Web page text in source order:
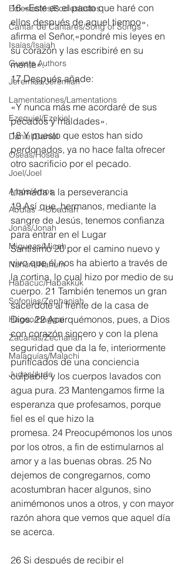
Eclesiastés/Ecclesiastes
Cantar de Cantares/Song of Songs
Isaías/Isaiah
Guests Authors
Jeremias/Jeremiah
Lamentationes/Lamentations
Ezequiel/Ezekiel
Daniel/Daniel
Oseas/Hosea
Joel/Joel
Amós/Amos
Abdías ~ Obadiah
Jonás/Jonah
Miqueas/Micah
Nahúm/Nahum
Habacuc/Habakkuk
Sofonías/Zephaniah
Hageo/Haggai
Zacarías/Zechariah
Malaquías/Malachi
Judas/Jude
16 «Este es el pacto que haré con
ellos después de aquel tiempo»,
afirma el Señor,«pondré mis leyes en
su corazón y las escribiré en su
mente».
17 Después añade:
«Y nunca más me acordaré de sus
pecados y maldades».
18 Y puesto que estos han sido
perdonados, ya no hace falta ofrecer
otro sacrificio por el pecado.
Llamada a la perseverancia
19 Así que, hermanos, mediante la
sangre de Jesús, tenemos confianza
para entrar en el Lugar
Santísimo 20 por el camino nuevo y
vivo que él nos ha abierto a través de
la cortina, lo cual hizo por medio de su
cuerpo. 21 También tenemos un gran
sacerdote al frente de la casa de
Dios. 22 Acerquémonos, pues, a Dios
con corazón sincero y con la plena
seguridad que da la fe, interiormente
purificados de una conciencia
culpable y los cuerpos lavados con
agua pura. 23 Mantengamos firme la
esperanza que profesamos, porque
fiel es el que hizo la
promesa. 24 Preocupémonos los unos
por los otros, a fin de estimularnos al
amor y a las buenas obras. 25 No
dejemos de congregarnos, como
acostumbran hacer algunos, sino
animémonos unos a otros, y con mayor
razón ahora que vemos que aquel día
se acerca.
26 Si después de recibir el